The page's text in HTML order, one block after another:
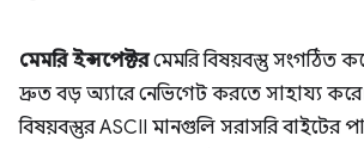
মেমরি ইন্সপেক্টরমেমরি বিষয়বস্তু সংগঠিত
দ্রুত বড় অ্যারে নেভিগেট করতে সাহায্য
বিষয়বস্তুর ASCII মানগুলি সরাসরি বাইটের